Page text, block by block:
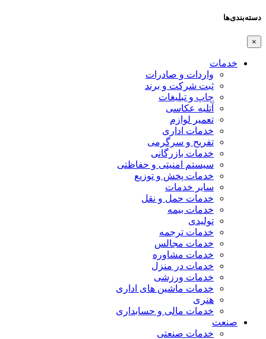
دسته‌بندی‌ها
×
خدمات
واردات و صادرات
ثبت شرکت و برند
چاپ و تبلیغات
آتلیه عکاسی
تعمیر لوازم
خدمات اداری
تفریح و سرگرمی
خدمات بازرگانی
سیستم امنیتی و حفاظتی
خدمات پخش و توزیع
سایر خدمات
خدمات حمل و نقل
خدمات بیمه
تولیدی
خدمات ترجمه
خدمات مجالس
خدمات مشاوره
خدمات در منزل
خدمات ورزشی
خدمات ماشین های اداری
هنری
خدمات مالی و حسابداری
صنعت
خدمات صنعتی